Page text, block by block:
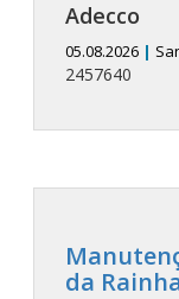
Adecco
05.08.2026 |
2457640
da